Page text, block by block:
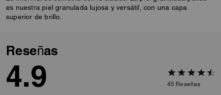
es nuestra piel granulada lujosa y versátil, con una capa
superior de brillo.
Reseñas
4.9 45 Reseñas